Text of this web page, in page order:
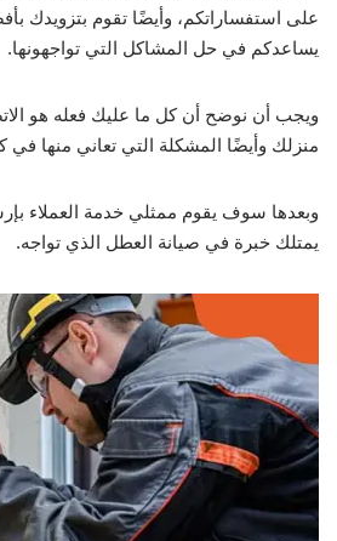
على استفساراتكم، وأيضًا تقوم بتزويدك
يساعدكم في حل المشاكل التي تواجهونها.
ويجب أن نوضح أن كل ما عليك فعله هو
منزلك وأيضًا المشكلة التي تعاني منها في
وبعدها سوف يقوم ممثلي خدمة العملاء
يمتلك خبرة في صيانة العطل الذي تواجه.